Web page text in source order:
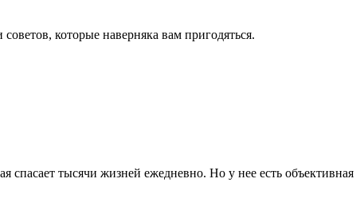
которые наверняка вам пригодяться.
спасает тысячи жизней ежедневно. Но у нее есть объективная